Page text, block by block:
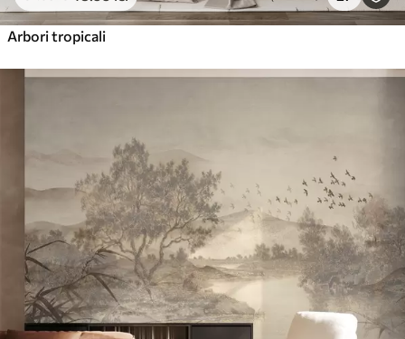
Arbori tropicali